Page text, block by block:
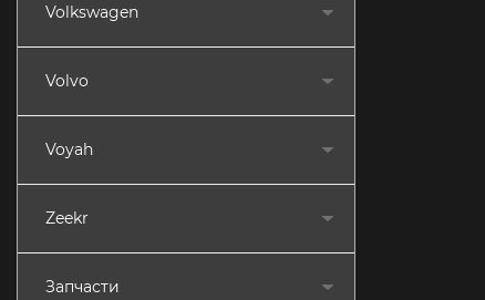
Volkswagen
Volvo
Voyah
Zeekr
Запчасти